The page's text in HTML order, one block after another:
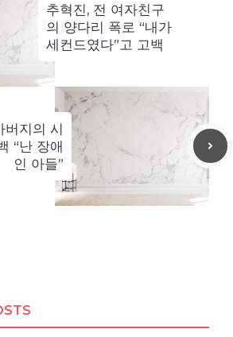
추혁진, 전 여자친구
의 양다리 폭로 “내가
세컨드였다”고 고백
버지의 시
“난 장애
인 아들”